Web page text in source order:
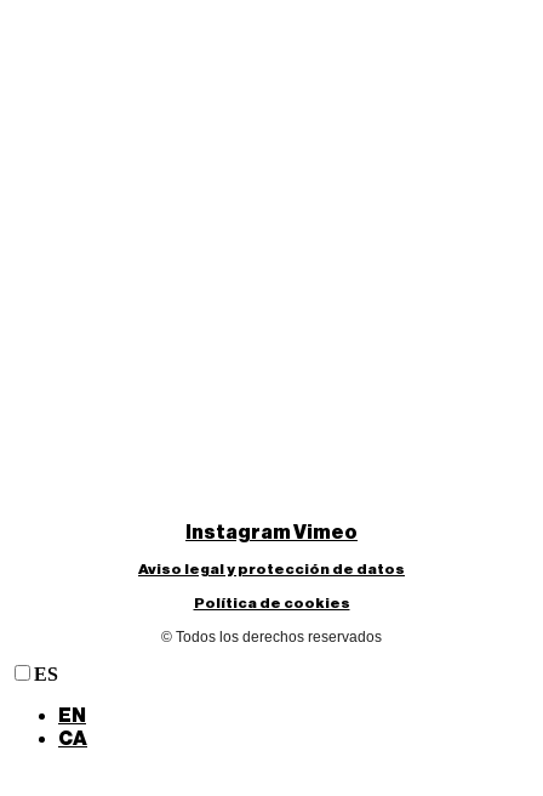
InstagramVimeo
Aviso legal y protección de datos
Política de cookies
© Todos los derechos reservados
ES
EN
CA